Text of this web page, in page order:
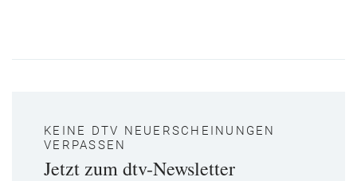
KEINE DTV NEUERSCHEINUNGEN
VERPASSEN
Jetzt zum dtv-Newsletter